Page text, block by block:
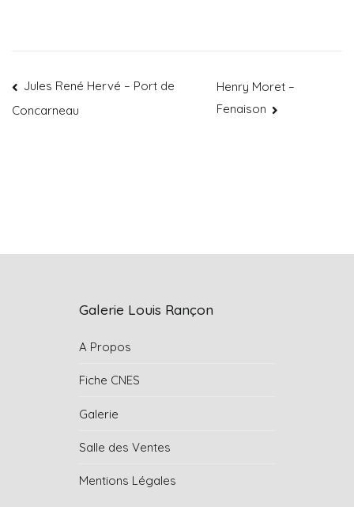
Jules René Hervé – Port de
Concarneau
Henry Moret –
Fenaison
Galerie Louis Rançon
A Propos
Fiche CNES
Galerie
Salle des Ventes
Mentions Légales